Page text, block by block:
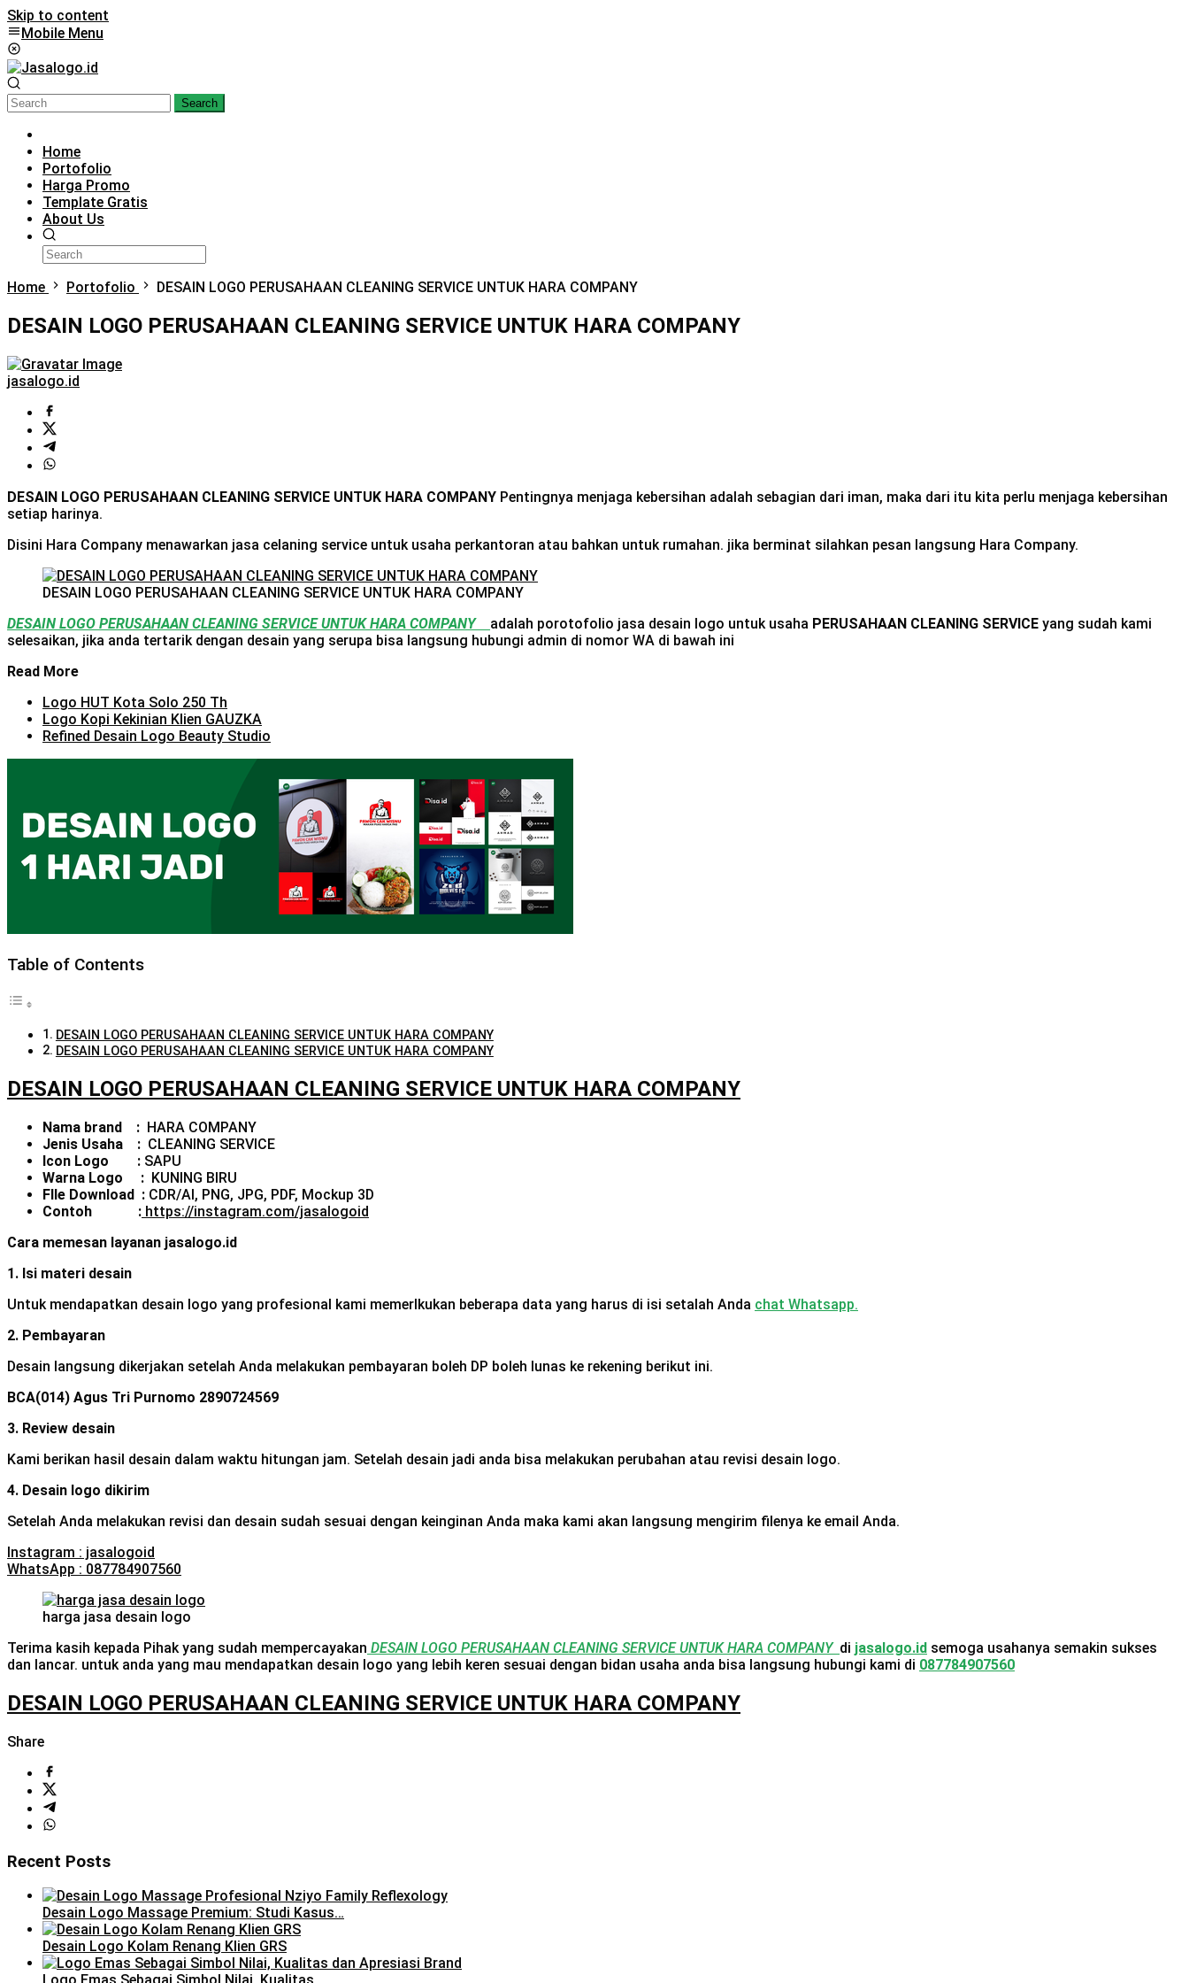
Skip to content
Mobile Menu
Search
Home
Portofolio
Harga Promo
Template Gratis
About Us
Home Portofolio DESAIN LOGO PERUSAHAAN CLEANING SERVICE UNTUK HARA COMPANY
DESAIN LOGO PERUSAHAAN CLEANING SERVICE UNTUK HARA COMPANY
jasalogo.id
DESAIN LOGO PERUSAHAAN CLEANING SERVICE UNTUK HARA COMPANY Pentingnya menjaga kebersihan adalah sebagian dari iman, maka dari itu kita perlu menjaga kebersihan
setiap harinya.
Disini Hara Company menawarkan jasa celaning service untuk usaha perkantoran atau bahkan untuk rumahan. jika berminat silahkan pesan langsung Hara Company.
DESAIN LOGO PERUSAHAAN CLEANING SERVICE UNTUK HARA COMPANY
DESAIN LOGO PERUSAHAAN CLEANING SERVICE UNTUK HARA COMPANY
adalah porotofolio jasa desain logo untuk usaha PERUSAHAAN CLEANING SERVICE yang sudah kami
selesaikan, jika anda tertarik dengan desain yang serupa bisa langsung hubungi admin di nomor WA di bawah ini
Read More
Logo HUT Kota Solo 250 Th
Logo Kopi Kekinian Klien GAUZKA
Refined Desain Logo Beauty Studio
Table of Contents
DESAIN LOGO PERUSAHAAN CLEANING SERVICE UNTUK HARA COMPANY
DESAIN LOGO PERUSAHAAN CLEANING SERVICE UNTUK HARA COMPANY
DESAIN LOGO PERUSAHAAN CLEANING SERVICE UNTUK HARA COMPANY
Nama brand : HARA COMPANY
Jenis Usaha : CLEANING SERVICE
Icon Logo : SAPU
Warna Logo : KUNING BIRU
FIle Download : CDR/AI, PNG, JPG, PDF, Mockup 3D
Contoh : https://instagram.com/jasalogoid
Cara memesan layanan jasalogo.id
1. Isi materi desain
Untuk mendapatkan desain logo yang profesional kami memerlkukan beberapa data yang harus di isi setalah Anda chat Whatsapp.
2. Pembayaran
Desain langsung dikerjakan setelah Anda melakukan pembayaran boleh DP boleh lunas ke rekening berikut ini.
BCA(014) Agus Tri Purnomo 2890724569
3. Review desain
Kami berikan hasil desain dalam waktu hitungan jam. Setelah desain jadi anda bisa melakukan perubahan atau revisi desain logo.
4. Desain logo dikirim
Setelah Anda melakukan revisi dan desain sudah sesuai dengan keinginan Anda maka kami akan langsung mengirim filenya ke email Anda.
Instagram : jasalogoid
WhatsApp : 087784907560
harga jasa desain logo
Terima kasih kepada Pihak yang sudah mempercayakan DESAIN LOGO PERUSAHAAN CLEANING SERVICE UNTUK HARA COMPANY di jasalogo.id semoga usahanya semakin sukses
dan lancar. untuk anda yang mau mendapatkan desain logo yang lebih keren sesuai dengan bidan usaha anda bisa langsung hubungi kami di 087784907560
DESAIN LOGO PERUSAHAAN CLEANING SERVICE UNTUK HARA COMPANY
Share
Recent Posts
Desain Logo Massage Premium: Studi Kasus…
Desain Logo Kolam Renang Klien GRS